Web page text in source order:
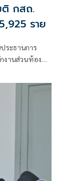
ติ กสถ.
ราย
ระธานการ
งานส่วนท้อง
.) ที่ให้ยกเลิก